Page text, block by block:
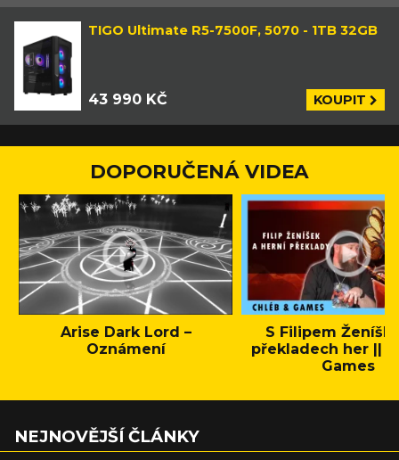
TIGO Ultimate R5-7500F, 5070 - 1TB 32GB
43 990 KČ KOUPIT
DOPORUČENÁ VIDEA
Arise Dark Lord –
Oznámení
S Filipem
překladech her ||
Games
NEJNOVĚJŠÍ ČLÁNKY